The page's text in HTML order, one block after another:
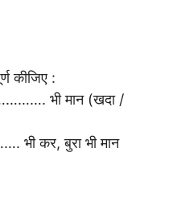
कीजिए :
भी मान (खदा /
कर, बुरा भी मान